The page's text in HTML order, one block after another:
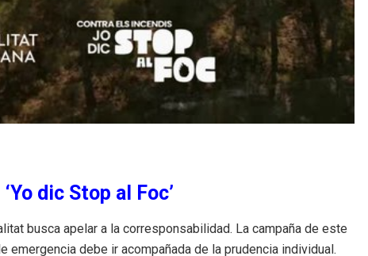
dic Stop al Foc’
busca apelar a la corresponsabilidad. La campaña de este
emergencia debe ir acompañada de la prudencia individual.